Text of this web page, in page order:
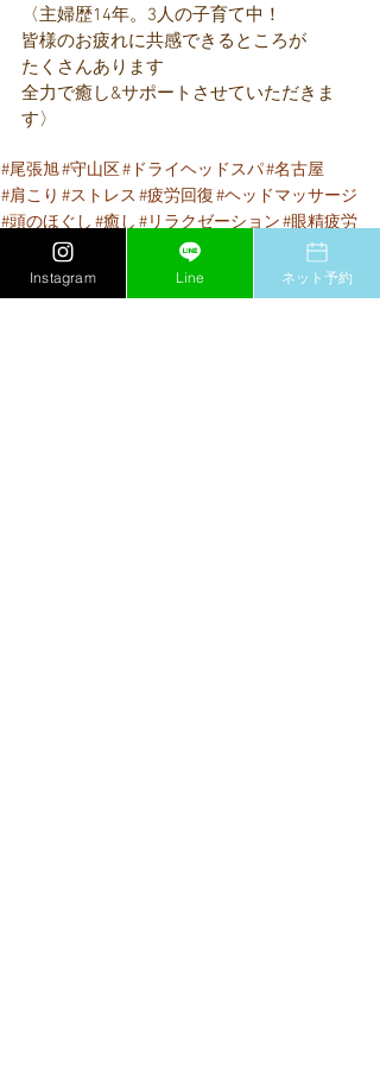
〈主婦歴14年。3人の子育て中！
皆様のお疲れに共感できるところが
たくさんあります
全力で癒し&サポートさせていただきま
す〉
#尾張旭#守山区#ドライヘッドスパ#名古屋
#肩こり #ストレス #疲労回復#ヘッドマッサージ
#頭のほぐし #癒し #リラクゼーション#眼精疲労
#慢性疲労
#リフレッシュ
#疲れにくい体
＃リラックス
#春日井＃
#脳休ヘッドマッサージⓇ#季節の変わり目7
Instagram Line ネット予約